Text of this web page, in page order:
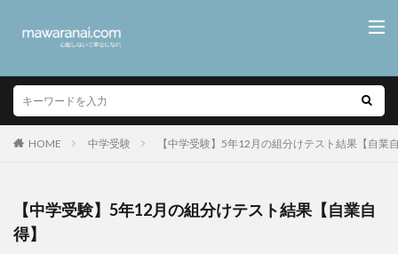
HOME 中学受験 【中学受験】5年12月の組分けテスト結果【自業
【中学受験】5年12月の組分けテスト結果【自業自
得】